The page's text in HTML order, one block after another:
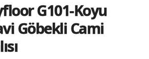
G101-Koyu
Göbekli Cami